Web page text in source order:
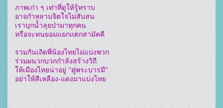
ภาพเก่า ๆ เท่าที่ดูให้รู้ทราบ
อาจกำหลาบจิตใจไม่สับสน
เราบุกน้ำลุยป่ามาทุกคน
หรือจะทนยอมแยกแตกสามัคคี
รวมกันเถิดพี่น้องไทยไม่แบ่งพวก
ร่วมผนวกบวกกำลังสร้างวิถี
ให้เมืองไทยน่าอยู่ “คู่พระบารมี”